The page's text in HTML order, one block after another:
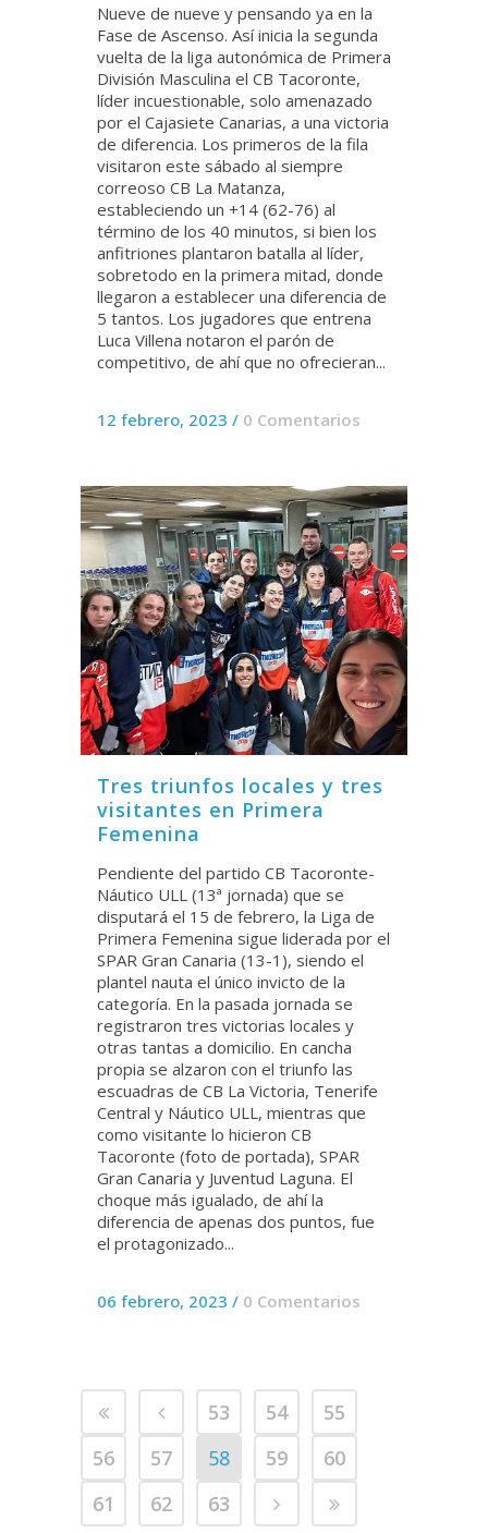
Nueve de nueve y pensando ya en la
Fase de Ascenso. Así inicia la segunda
vuelta de la liga autonómica de Primera
División Masculina el CB Tacoronte,
líder incuestionable, solo amenazado
por el Cajasiete Canarias, a una victoria
de diferencia. Los primeros de la fila
visitaron este sábado al siempre
correoso CB La Matanza,
estableciendo un +14 (62-76) al
término de los 40 minutos, si bien los
anfitriones plantaron batalla al líder,
sobretodo en la primera mitad, donde
llegaron a establecer una diferencia de
5 tantos. Los jugadores que entrena
Luca Villena notaron el parón de
competitivo, de ahí que no ofrecieran...
12 febrero, 2023 / 0 Comentarios
Tres triunfos locales y tres
visitantes en Primera
Femenina
Pendiente del partido CB Tacoronte-
Náutico ULL (13ª jornada) que se
disputará el 15 de febrero, la Liga de
Primera Femenina sigue liderada por el
SPAR Gran Canaria (13-1), siendo el
plantel nauta el único invicto de la
categoría. En la pasada jornada se
registraron tres victorias locales y
otras tantas a domicilio. En cancha
propia se alzaron con el triunfo las
escuadras de CB La Victoria, Tenerife
Central y Náutico ULL, mientras que
como visitante lo hicieron CB
Tacoronte (foto de portada), SPAR
Gran Canaria y Juventud Laguna. El
choque más igualado, de ahí la
diferencia de apenas dos puntos, fue
el protagonizado...
06 febrero, 2023 / 0 Comentarios
53 54
55
56
57 58 59
60
61
62 63